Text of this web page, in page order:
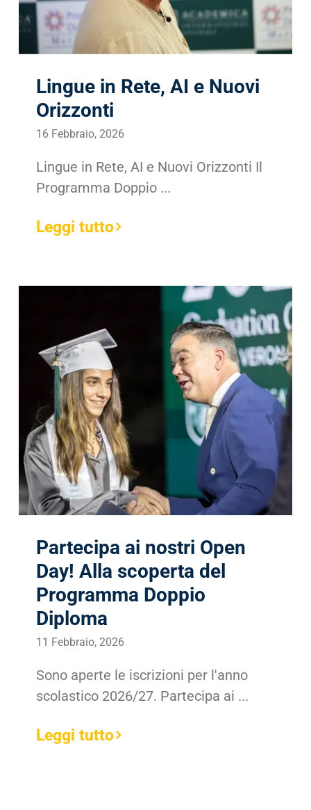
Lingue in Rete, AI e Nuovi
Orizzonti
16 Febbraio, 2026
Lingue in Rete, AI e Nuovi Orizzonti Il
Programma Doppio ...
Leggi tutto
Partecipa ai nostri Open
Day! Alla scoperta del
Programma Doppio
Diploma
11 Febbraio, 2026
Sono aperte le iscrizioni per l'anno
scolastico 2026/27. Partecipa ai ...
Leggi tutto